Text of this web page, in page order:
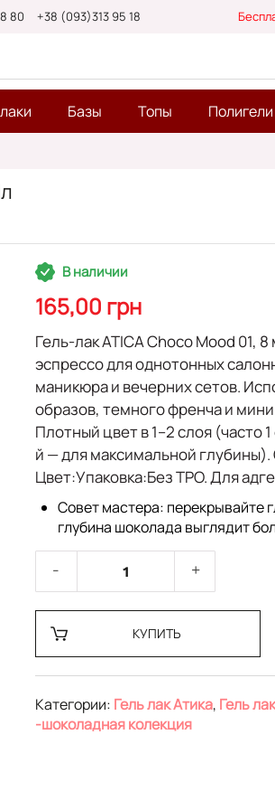
80 +38 (093)313 95 18
Базы Топы Полигели
В наличии
165,00 грн
Гель-лак ATICA Choco Mood 01, 8
эспрессо для однотонных
маникюра и вечерних сетов.
образов, темного френча и
Плотный цвет в1–2 слоя (часто
й — для максимальной глубины).
Цвет:Упаковка:Без TPO. Для
Совет мастера: перекрывайте
глубина шоколада выглядит
КУПИТЬ
Категории: Гель лак Атика, Гель
-шоколадная колекция